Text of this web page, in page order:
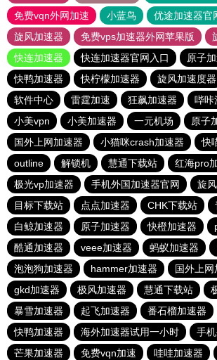
免费vqn外网加速
小蓝鸟 优途加速器官
旋风加速器
免费vps加速器外网苹果版
快连加速器
快连加速器官网入口
原子
快鸭加速器
快柠檬加速器 旋风加速度器
软件中心
雷霆加速 狂飙加速器 哔咔
小美vpn
小美加速器 一元机场
原子
国外上网加速器
小猫咪crash加速器
快
outline
解锁机 慧通下载站 红海pro
极光vp加速器
手机外国加速器官网
旋
目标下载站
点点加速器 CHK下载站
白鲸加速器
原子加速器 快橙加速器
酷通加速器
veee加速器 蚂蚁加速器
泡泡狗加速器
hammer加速器
国外上网
gkd加速器
极风加速器 慧通下载站
暴雪加速器
起飞加速器 番石榴加速器
快鸭加速器
海外加速器试用一小时
手
芒果加速器
免费vqn加速 哇哇加速器